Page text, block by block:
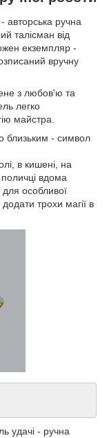
авторська ручна
талісман від
екземпляр -
вручну
з любов'ю та
легко
майстра.
близьким - символ
в кишені, на
поличці вдома
особливої
трохи магії в
удачі - ручна